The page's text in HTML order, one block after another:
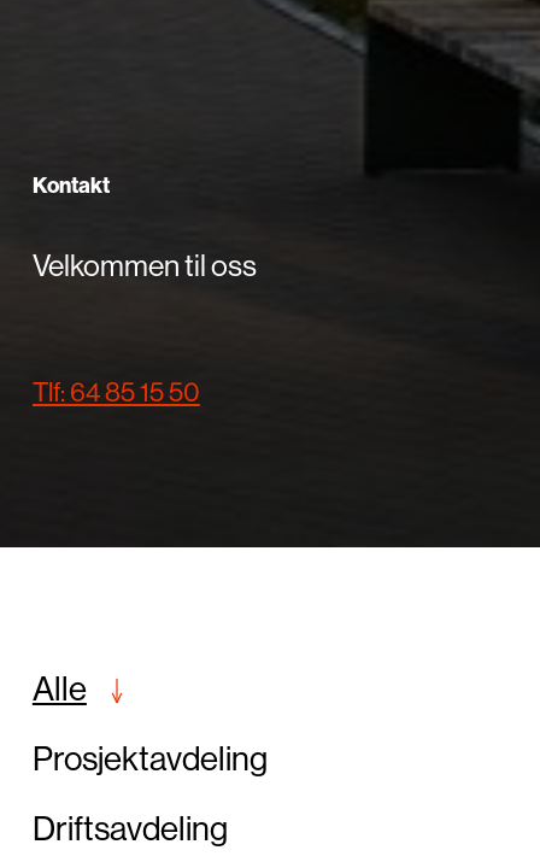
Kontakt
Velkommen til oss
Tlf: 64 85 15 50
Alle
Prosjektavdeling
Driftsavdeling